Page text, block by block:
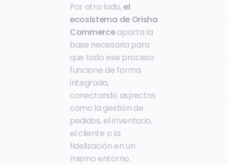
Por otro lado, el
ecosistema de Orisha
Commerceaporta la
base necesaria para
que todo ese proceso
funcione de forma
integrada,
conectando aspectos
como la gestión de
pedidos, el inventario,
el cliente o la
fidelización en un
mismo entorno.